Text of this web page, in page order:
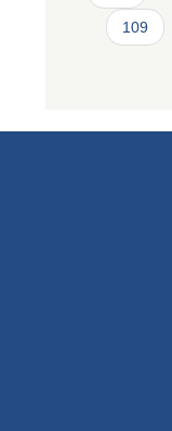
109